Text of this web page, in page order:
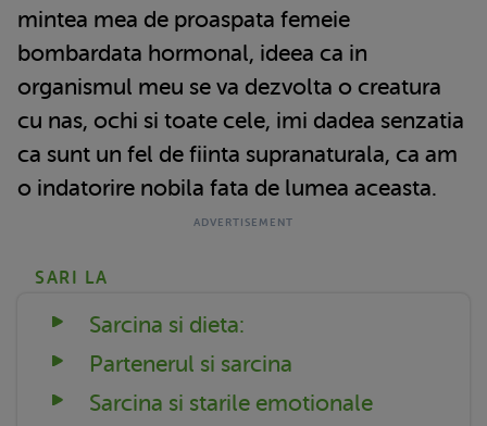
mintea mea de proaspata femeie
bombardata hormonal, ideea ca in
organismul meu se va dezvolta o creatura
cu nas, ochi si toate cele, imi dadea senzatia
ca sunt un fel de fiinta supranaturala, ca am
o indatorire nobila fata de lumea aceasta.
SARI LA
Sarcina si dieta:
Partenerul si sarcina
Sarcina si starile emotionale